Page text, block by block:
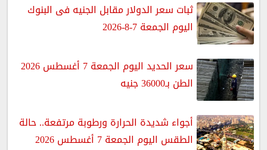
ثبات سعر الدولار مقابل الجنيه فى البنوك
اليوم الجمعة 7-8-2026
سعر الحديد اليوم الجمعة 7 أغسطس 2026
الطن بـ36000 جنيه
أجواء شديدة الحرارة ورطوبة مرتفعة.. حالة
الطقس اليوم الجمعة 7 أغسطس 2026